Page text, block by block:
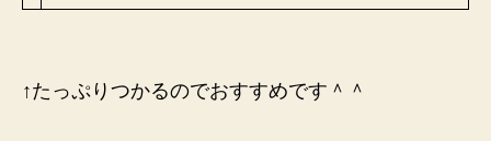
↑たっぷりつかるのでおすすめです＾＾